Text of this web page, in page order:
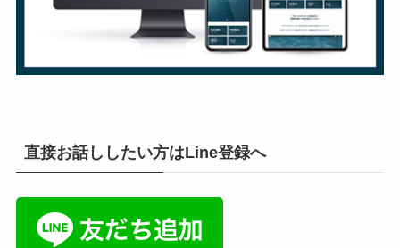
直接お話ししたい方はLine登録へ